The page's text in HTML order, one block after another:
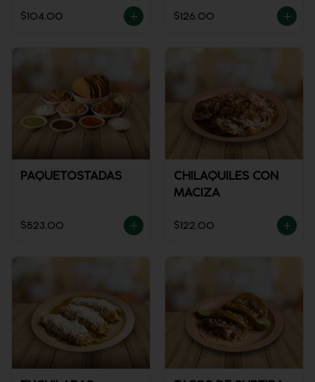
$104.00 $126.00
PAQUETOSTADAS
$523.00
CHILAQUILES CON
MACIZA
$122.00